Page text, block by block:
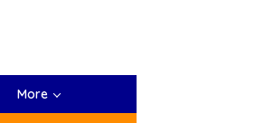
More